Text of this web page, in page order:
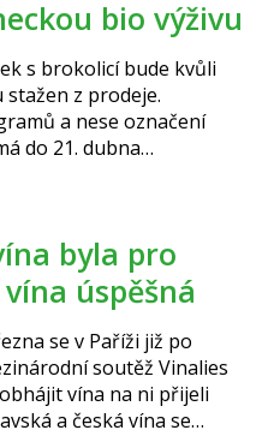
bio výživu
s brokolicí bude kvůli
z prodeje.
a nese označení
do 21. dubna
výrobek zaslat na
úspěšná
se v Paříži již po
soutěž Vinalies
vína na ni přijeli
a česká vína se